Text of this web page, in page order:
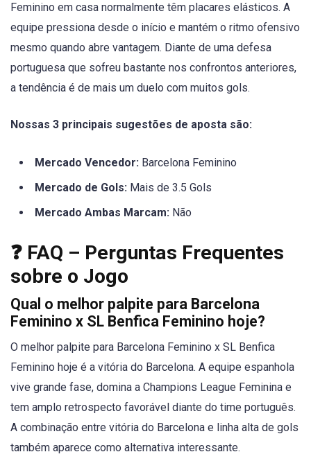
Feminino em casa normalmente têm placares elásticos. A
equipe pressiona desde o início e mantém o ritmo ofensivo
mesmo quando abre vantagem. Diante de uma defesa
portuguesa que sofreu bastante nos confrontos anteriores,
a tendência é de mais um duelo com muitos gols.
Nossas 3 principais sugestões de aposta são:
Mercado Vencedor: Barcelona Feminino
Mercado de Gols: Mais de 3.5 Gols
Mercado Ambas Marcam: Não
❓ FAQ – Perguntas Frequentes
sobre o Jogo
Qual o melhor palpite para Barcelona
Feminino x SL Benfica Feminino hoje?
O melhor palpite para Barcelona Feminino x SL Benfica
Feminino hoje é a vitória do Barcelona. A equipe espanhola
vive grande fase, domina a Champions League Feminina e
tem amplo retrospecto favorável diante do time português.
A combinação entre vitória do Barcelona e linha alta de gols
também aparece como alternativa interessante.